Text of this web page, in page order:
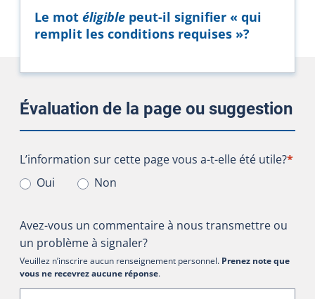
Le mot éligible peut-il signifier « qui
remplit les conditions requises »?
Évaluation de la page ou suggestion
L’information sur cette page vous a-t-elle été utile?
L’information sur cette page vous a-t-elle été utile?*
Oui
Non
Avez-vous un commentaire à nous transmettre ou
un problème à signaler?
Veuillez n’inscrire aucun renseignement personnel. Prenez note que
vous ne recevrez aucune réponse.